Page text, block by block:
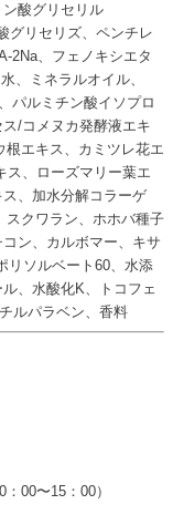
酸グリセリル
グリセリズ、ペンチレ
2Na、フェノキシエタ
、ミネラルオイル、
パルミチン酸イソプロ
/コメヌカ発酵液エキ
根エキス、カミツレ花エ
ス、ローズマリー葉エ
、加水分解コラーゲ
スクワラン、ホホバ種子
ン、カルボマー、キサ
リソルベート60、水添
、水酸化K、トコフェ
ルパラベン、香料
00〜15：00）